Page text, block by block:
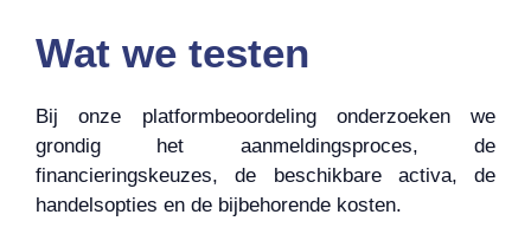
Wat we testen
Bij onze platformbeoordeling onderzoeken we
grondig het aanmeldingsproces, de
financieringskeuzes, de beschikbare activa, de
handelsopties en de bijbehorende kosten.